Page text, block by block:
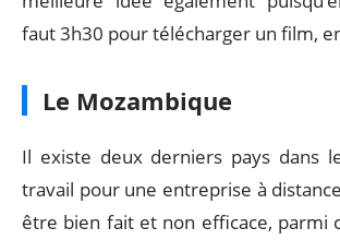
faut 3h30 pour télécharger un film,
Le Mozambique
Il existe deux derniers pays dans
travail pour une entreprise à
être bien fait et non efficace, parmi